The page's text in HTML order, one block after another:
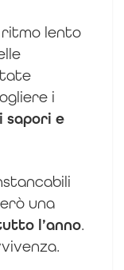
ritmo lento
i
sapori e
una
l’anno.